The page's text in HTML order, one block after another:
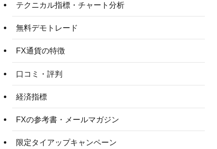
テクニカル指標・チャート分析
無料デモトレード
FX通貨の特徴
口コミ・評判
経済指標
FXの参考書・メールマガジン
限定タイアップキャンペーン